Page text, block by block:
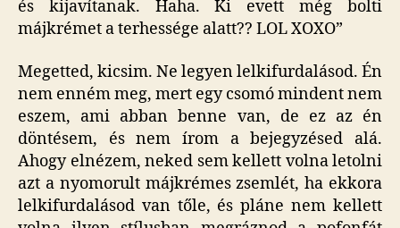
és kijavítanak. Haha. Ki evett még bolti
májkrémet a terhessége alatt?? LOL XOXO”
Megetted, kicsim. Ne legyen lelkifurdalásod. Én
nem enném meg, mert egy csomó mindent nem
eszem, ami abban benne van, de ez az én
döntésem, és nem írom a bejegyzésed alá.
Ahogy elnézem, neked sem kellett volna letolni
azt a nyomorult májkrémes zsemlét, ha ekkora
lelkifurdalásod van tőle, és pláne nem kellett